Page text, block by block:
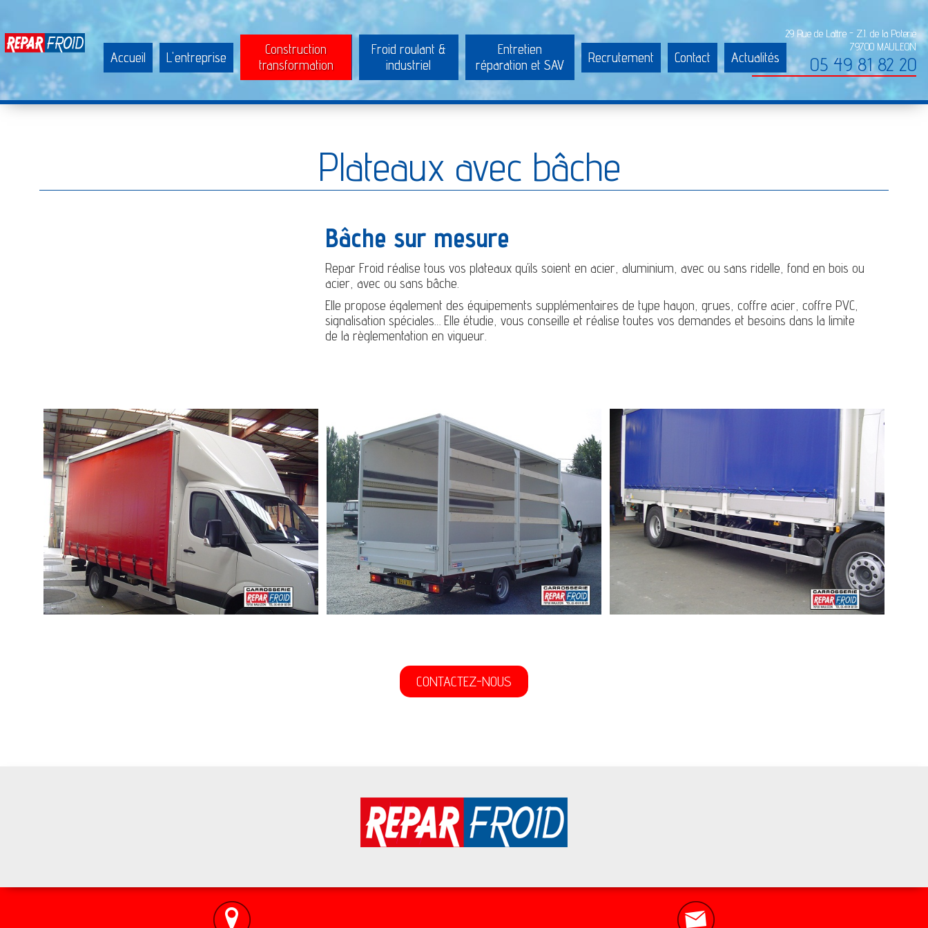
05 49 81 82 20
29 Rue de Lattre - Z.I. de la Poterie
79700 MAULEON
Accueil L'entreprise
Construction
transformation
Froid roulant &
industriel
Entretien
réparation et SAV
Recrutement Contact Actualités
Plateaux avec bâche
Bâche sur mesure
Repar Froid réalise tous vos plateaux qu’ils soient en acier, aluminium, avec ou sans ridelle, fond en bois ou
acier, avec ou sans bâche.
Elle propose également des équipements supplémentaires de type hayon, grues, coffre acier, coffre PVC,
signalisation spéciales… Elle étudie, vous conseille et réalise toutes vos demandes et besoins dans la limite
de la règlementation en vigueur.
CONTACTEZ-NOUS